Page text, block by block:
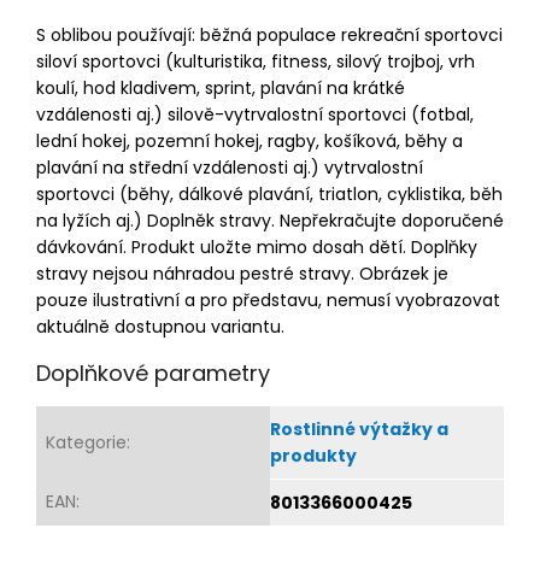
S oblibou používají: běžná populace rekreační sportovci
siloví sportovci (kulturistika, fitness, silový trojboj, vrh
koulí, hod kladivem, sprint, plavání na krátké
vzdálenosti aj.) silově-vytrvalostní sportovci (fotbal,
lední hokej, pozemní hokej, ragby, košíková, běhy a
plavání na střední vzdálenosti aj.) vytrvalostní
sportovci (běhy, dálkové plavání, triatlon, cyklistika, běh
na lyžích aj.) Doplněk stravy. Nepřekračujte doporučené
dávkování. Produkt uložte mimo dosah dětí. Doplňky
stravy nejsou náhradou pestré stravy. Obrázek je
pouze ilustrativní a pro představu, nemusí vyobrazovat
aktuálně dostupnou variantu.
Doplňkové parametry
Kategorie:
Rostlinné výtažky a
produkty
EAN: 8013366000425